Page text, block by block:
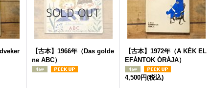
【古本】1966年（Das golde
ne ABC）
【古本】1972年（A KÉK EL
EFÁNTOK ÓRÁJA）
4,500円(税込)